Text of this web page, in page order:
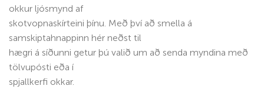
okkur ljósmynd af
skotvopnaskírteini þínu. Með því að smella á
samskiptahnappinn hér neðst til
hægri á síðunni getur þú valið um að senda myndina með
tölvupósti eða í
spjallkerfi okkar.